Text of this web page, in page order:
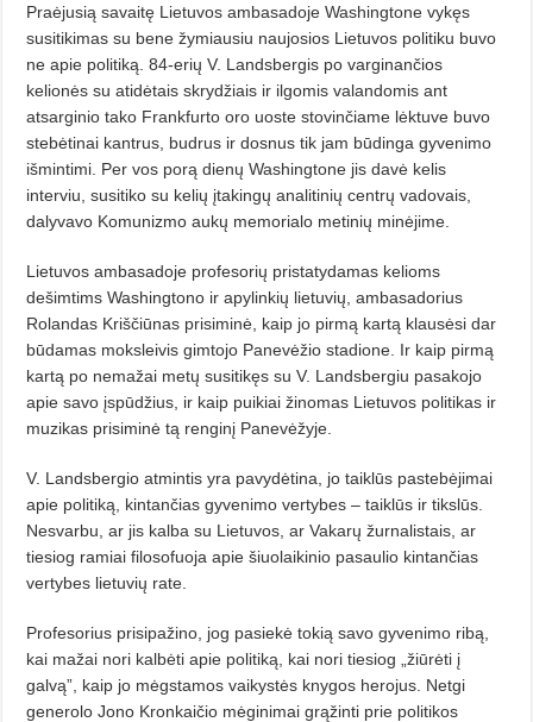
Praėjusią savaitę Lietuvos ambasadoje Washingtone vykęs
susitikimas su bene žymiausiu naujosios Lietuvos politiku buvo
ne apie politiką. 84-erių V. Landsbergis po varginančios
kelionės su atidėtais skrydžiais ir ilgomis valandomis ant
atsarginio tako Frankfurto oro uoste stovinčiame lėktuve buvo
stebėtinai kantrus, budrus ir dosnus tik jam būdinga gyvenimo
išmintimi. Per vos porą dienų Washingtone jis davė kelis
interviu, susitiko su kelių įtakingų analitinių centrų vadovais,
dalyvavo Komunizmo aukų memorialo metinių minėjime.
Lietuvos ambasadoje profesorių pristatydamas kelioms
dešimtims Washingtono ir apylinkių lietuvių, ambasadorius
Rolandas Kriščiūnas prisiminė, kaip jo pirmą kartą klausėsi dar
būdamas moksleivis gimtojo Panevėžio stadione. Ir kaip pirmą
kartą po nemažai metų susitikęs su V. Landsbergiu pasakojo
apie savo įspūdžius, ir kaip puikiai žinomas Lietuvos politikas ir
muzikas prisiminė tą renginį Panevėžyje.
V. Landsbergio atmintis yra pavydėtina, jo taiklūs pastebėjimai
apie politiką, kintančias gyvenimo vertybes – taiklūs ir tikslūs.
Nesvarbu, ar jis kalba su Lietuvos, ar Vakarų žurnalistais, ar
tiesiog ramiai filosofuoja apie šiuolaikinio pasaulio kintančias
vertybes lietuvių rate.
Profesorius prisipažino, jog pasiekė tokią savo gyvenimo ribą,
kai mažai nori kalbėti apie politiką, kai nori tiesiog „žiūrėti į
galvą”, kaip jo mėgstamos vaikystės knygos herojus. Netgi
generolo Jono Kronkaičio mėginimai grąžinti prie politikos